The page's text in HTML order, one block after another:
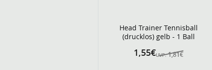
Head Trainer Tennisball
(drucklos) gelb - 1 Ball
UVP: 1,81€
1,55€